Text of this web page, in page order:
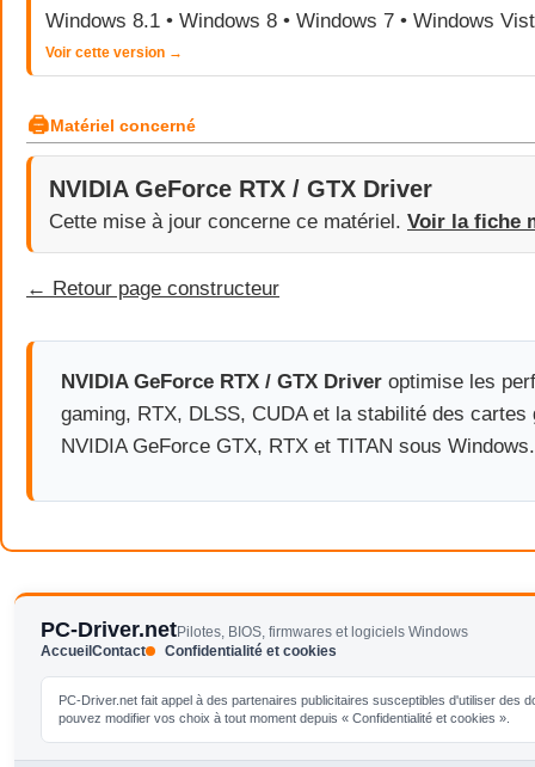
Windows 8.1 • Windows 8 • Windows 7 • Windows
Voir cette version →
🖨Matériel concerné
NVIDIA GeForce RTX / GTX Driver
Cette mise à jour concerne ce matériel. Voir la fiche
← Retour page constructeur
NVIDIA GeForce RTX / GTX Driver optimise les
gaming, RTX, DLSS, CUDA et la stabilité des cartes
NVIDIA GeForce GTX, RTX et TITAN sous Windows.
PC-Driver.netPilotes, BIOS, firmwares et logiciels Windows
Accueil Contact Confidentialité et cookies
PC-Driver.net fait appel à des partenaires publicitaires susceptibles d'utiliser
pouvez modifier vos choix à tout moment depuis « Confidentialité et cookies ».